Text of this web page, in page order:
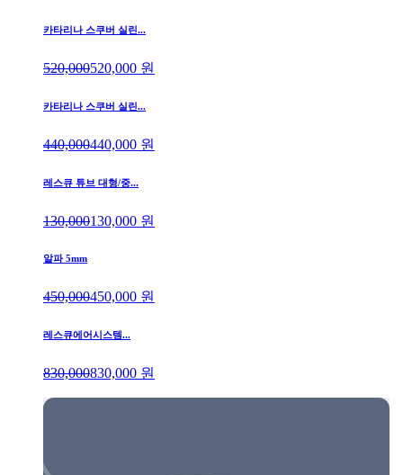
카타리나 스쿠버 실린...
520,000520,000 원
카타리나 스쿠버 실린...
440,000440,000 원
레스큐 튜브 대형/중...
130,000130,000 원
알파 5mm
450,000450,000 원
레스큐에어시스템...
830,000830,000 원